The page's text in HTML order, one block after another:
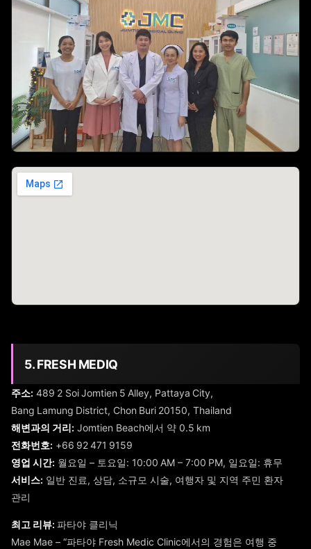
5. FRESH MEDIQ
주소: 489 2 Soi Jomtien 5 Alley, Pattaya City,
Bang Lamung District, Chon Buri 20150, Thailand
해변과의 거리: Jomtien Beach에서 약 0.5 km
전화번호: +66 92 471 9159
영업 시간: 월요일 – 토요일: 10:00 AM – 7:00 PM, 일요일: 휴무
서비스: 일반 진료, 상담, 소규모 시술, 여행자 및 지역 주민 환자
관리
최고 리뷰: 파타야 클리닉
Mae Mae – “파타야 Fresh Medic Clinic에서의 경험은 여행 중